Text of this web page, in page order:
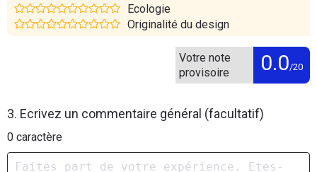
Ecologie
Originalité du design
Votre note
provisoire
0.0/20
3. Ecrivez un commentaire général (facultatif)
0 caractère